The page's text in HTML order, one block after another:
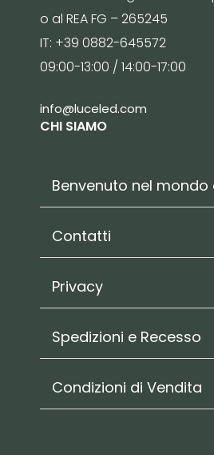
o al REA FG – 265245
IT: +39 0882-645572
09:00-13:00 / 14:00-17:00
info@luceled.com
CHI SIAMO
Benvenuto nel mondo
Contatti
Privacy
Spedizioni e Recesso
Condizioni di Vendita